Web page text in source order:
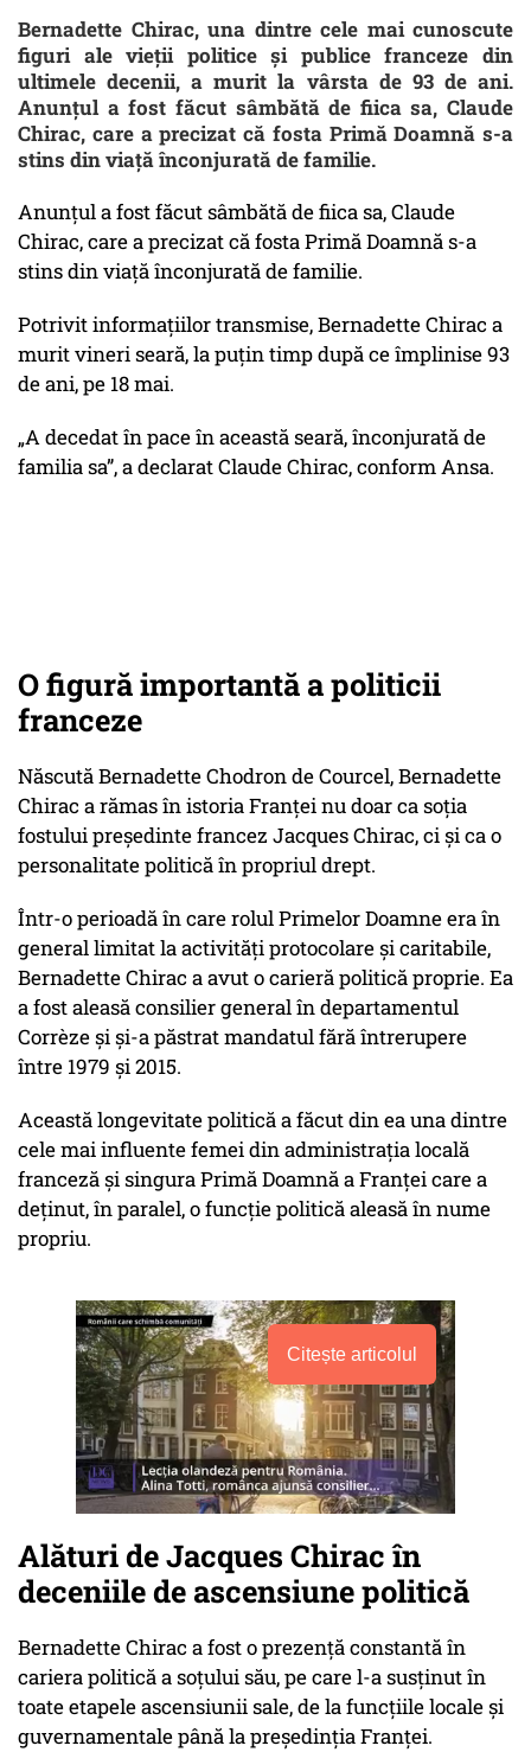
Bernadette Chirac, una dintre cele mai cunoscute
figuri ale vieții politice și publice franceze din
ultimele decenii, a murit la vârsta de 93 de ani.
Anunțul a fost făcut sâmbătă de fiica sa, Claude
Chirac, care a precizat că fosta Primă Doamnă s-a
stins din viață înconjurată de familie.
Anunțul a fost făcut sâmbătă de fiica sa, Claude
Chirac, care a precizat că fosta Primă Doamnă s-a
stins din viață înconjurată de familie.
Potrivit informațiilor transmise, Bernadette Chirac a
murit vineri seară, la puțin timp după ce împlinise 93
de ani, pe 18 mai.
„A decedat în pace în această seară, înconjurată de
familia sa”, a declarat Claude Chirac, conform Ansa.
O figură importantă a politicii
franceze
Născută Bernadette Chodron de Courcel, Bernadette
Chirac a rămas în istoria Franței nu doar ca soția
fostului președinte francez Jacques Chirac, ci și ca o
personalitate politică în propriul drept.
Într-o perioadă în care rolul Primelor Doamne era în
general limitat la activități protocolare și caritabile,
Bernadette Chirac a avut o carieră politică proprie. Ea
a fost aleasă consilier general în departamentul
Corrèze și și-a păstrat mandatul fără întrerupere
între 1979 și 2015.
Această longevitate politică a făcut din ea una dintre
cele mai influente femei din administrația locală
franceză și singura Primă Doamnă a Franței care a
deținut, în paralel, o funcție politică aleasă în nume
propriu.
Citește articolul
Alături de Jacques Chirac în
deceniile de ascensiune politică
Bernadette Chirac a fost o prezență constantă în
cariera politică a soțului său, pe care l-a susținut în
toate etapele ascensiunii sale, de la funcțiile locale și
guvernamentale până la președinția Franței.